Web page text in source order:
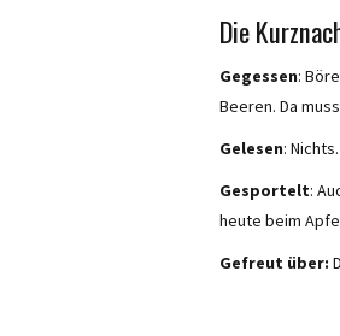
Die
Gegessen:
Beeren. Da
Gelesen:
Gesportelt:
heute beim
Gefreut über: